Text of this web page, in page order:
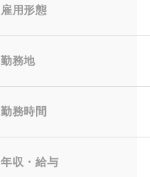
雇用形態
勤務地
勤務時間
年収・給与